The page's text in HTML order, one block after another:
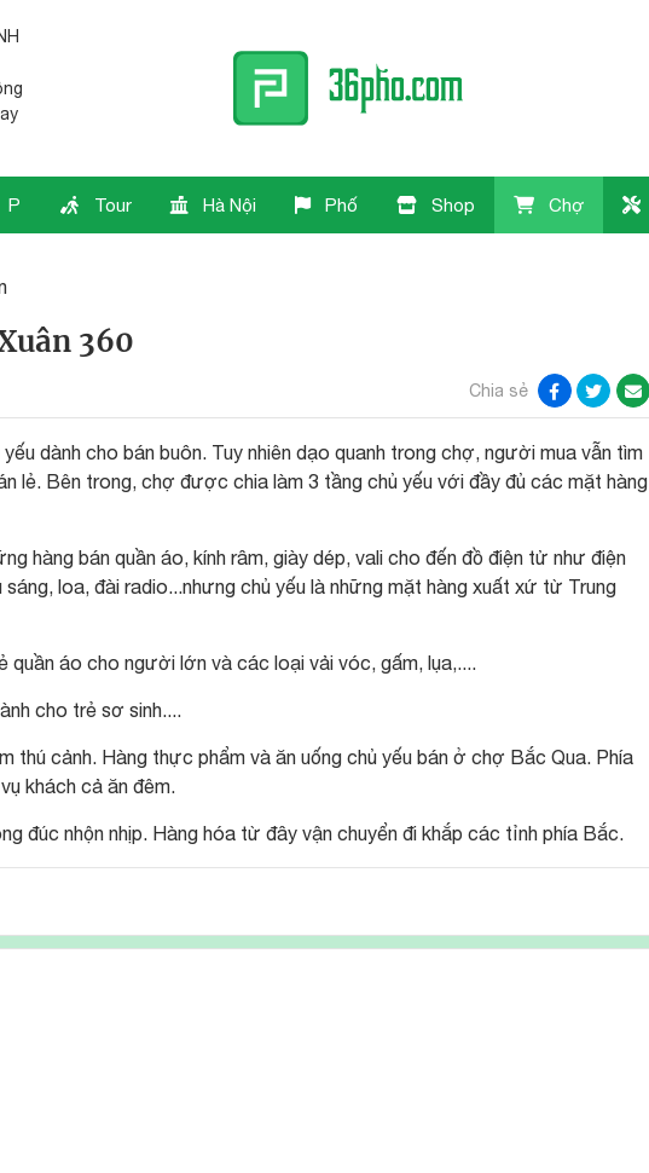
P Tour Hà Nội Phố Shop Chợ
360
Chia sẻ
dành cho bán buôn. Tuy nhiên dạo quanh trong chợ, người mua vẫn tìm
lẻ. Bên trong, chợ được chia làm 3 tầng chủ yếu với đầy đủ các mặt hàng
hàng bán quần áo, kính râm, giày dép, vali cho đến đồ điện tử như điện
loa, đài radio...nhưng chủ yếu là những mặt hàng xuất xứ từ Trung
quần áo cho người lớn và các loại vải vóc, gấm, lụa,....
cho trẻ sơ sinh....
thú cảnh. Hàng thực phẩm và ăn uống chủ yếu bán ở chợ Bắc Qua. Phía
khách cả ăn đêm.
đúc nhộn nhịp. Hàng hóa từ đây vận chuyển đi khắp các tỉnh phía Bắc.